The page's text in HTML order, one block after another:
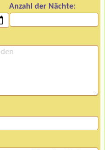
Anzahl der Nächte: